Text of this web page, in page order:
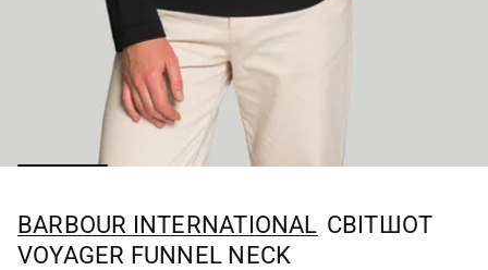
BARBOUR INTERNATIONAL СВІТШОТ
VOYAGER FUNNEL NECK